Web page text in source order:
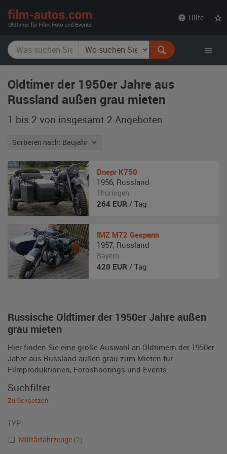
Hilfe
Oldtimer der 1950er Jahre aus
Russland außen grau mieten
1 bis 2 von insgesamt 2 Angeboten
Sortieren nach: Baujahr
Russische Oldtimer der 1950er Jahre außen
grau mieten
Hier finden Sie eine große Auswahl an Oldtimern der 1950er
Jahre aus Russland außen grau zum Mieten für
Filmproduktionen, Fotoshootings und Events.
Dnepr K750
1956, Russland
Thüringen
264 EUR / Tag
IMZ M72 Gespann
1957, Russland
Bayern
420 EUR / Tag
Suchfilter
Zurücksetzen
TYP
Militärfahrzeuge (2)